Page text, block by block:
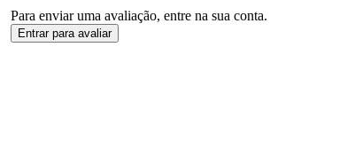
Para enviar uma avaliação, entre na sua conta.
Entrar para avaliar